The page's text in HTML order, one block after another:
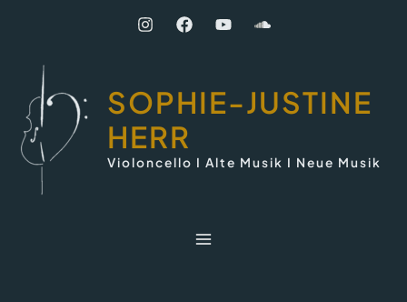
springen
SOPHIE-JUSTINE
HERR
Violoncello I Alte Musik I Neue Musik